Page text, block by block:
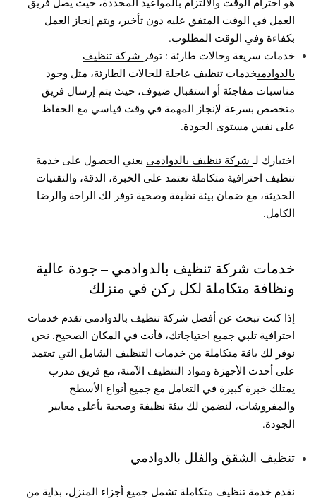
العمل في الوقت المتفق عليه دون تأخير، ويتم إنجاز العمل
بكفاءة وفي الوقت المطلوب.
خدمات سريعة وحالات طارئة : توفر شركة تنظيف
بالدوادميخدمات تنظيف عاجلة للحالات الطارئة، مثل وجود
مناسبات مفاجئة أو استقبال ضيوف، حيث يتم إرسال فريق
متخصص بسرعة لإنجاز المهمة في وقت قياسي مع الحفاظ
على نفس مستوى الجودة.
اختيارك لـ شركة تنظيف بالدوادمي يعني الحصول على خدمة
تنظيف احترافية متكاملة تعتمد على الخبرة، الدقة، والتقنيات
الحديثة، مع ضمان بيئة نظيفة وصحية توفر لك الراحة والرضا
الكامل.
خدمات شركة تنظيف بالدوادمي – جودة عالية
ونظافة متكاملة لكل ركن في منزلك
إذا كنت تبحث عن أفضل شركة تنظيف بالدوادمي تقدم خدمات
احترافية تلبي جميع احتياجاتك، فأنت في المكان الصحيح. نحن
نوفر لك باقة متكاملة من خدمات التنظيف الشامل التي تعتمد
على أحدث الأجهزة ومواد التنظيف الآمنة، مع فريق مدرب
يمتلك خبرة كبيرة في التعامل مع جميع أنواع الأسطح
والمفروشات، لنضمن لك بيئة نظيفة وصحية بأعلى معايير
الجودة.
تنظيف الشقق والفلل بالدوادمي
نقدم خدمة تنظيف متكاملة تشمل جميع أجزاء المنزل، بداية من